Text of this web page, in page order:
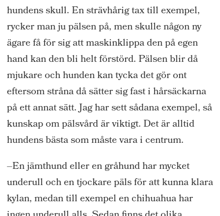
hundens skull.En strävhårig tax till exempel,
rycker man ju pälsen på, men skulle någon ny
ägare få för sig att maskinklippa den på egen
hand kan den bli helt förstörd. Pälsen blir då
mjukare och hunden kan tycka det gör ont
eftersom stråna då sätter sig fast i hårsäckarna
på ett annat sätt.Jag har sett sådana exempel, så
kunskap om pälsvård är viktigt.Det är alltid
hundens bästa som måste vara i centrum.
–En jämthund eller en gråhund har mycket
underulloch en tjockare päls för att kunna klara
kylan, medan till exempel en chihuahuahar